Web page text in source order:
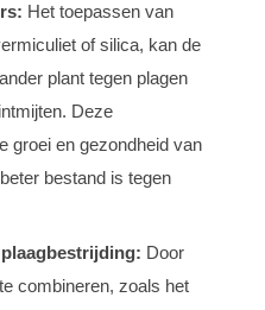
Het toepassen van
of silica, kan de
plant tegen plagen
Deze
groei en gezondheid van
bestand is tegen
Door
combineren, zoals het